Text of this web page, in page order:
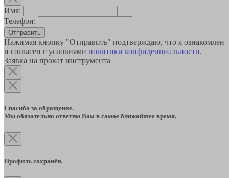
Имя:
Телефон:
Отправить
Нажимая кнопку "Отправить" подтверждаю, что я ознакомлен
и согласен с условиями политики конфиденциальности.
Заявка на прокат инструмента
Спасибо за обращение.
Мы обязательно ответим Вам в самое ближайшее время.
Профиль сохранён.